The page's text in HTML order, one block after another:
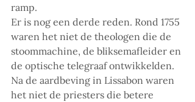
ramp.
Er is nog een derde reden. Rond 1755
waren het niet de theologen die de
stoommachine, de bliksemafleider en
de optische telegraaf ontwikkelden.
Na de aardbeving in Lissabon waren
het niet de priesters die betere